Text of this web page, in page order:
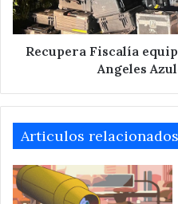
"Los
Angeles
Azules"en
Recupera Fiscalía
Angeles
Articulos relacionados